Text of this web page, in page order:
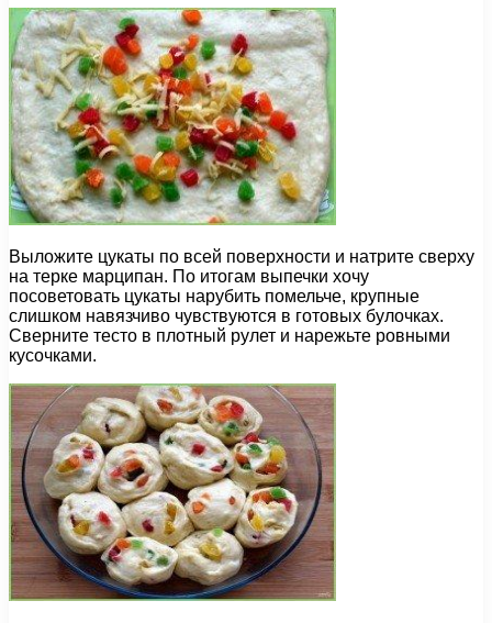
Выложите цукаты по всей поверхности и натрите сверху
на терке марципан. По итогам выпечки хочу
посоветовать цукаты нарубить помельче, крупные
слишком навязчиво чувствуются в готовых булочках.
Сверните тесто в плотный рулет и нарежьте ровными
кусочками.